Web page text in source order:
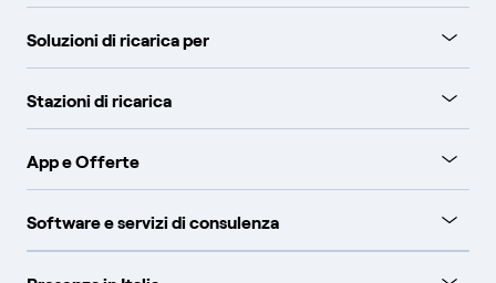
Soluzioni di ricarica per
Stazioni di ricarica
App e Offerte
Software e servizi di consulenza